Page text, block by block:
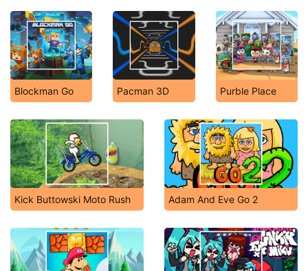
Blockman Go Pacman 3D Purble Place
Kick Buttowski Moto Rush Adam And Eve Go 2